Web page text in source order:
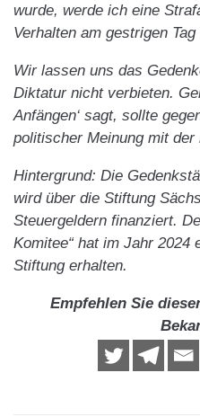
wurde, werde ich eine
Verhalten am gestrigen
Wir lassen uns das
Diktatur nicht verbieten.
Anfängen‘ sagt, sollte
politischer Meinung mit der
Hintergrund: Die
wird über die Stiftung
Steuergeldern finanziert.
Komitee“ hat im Jahr 2024
Stiftung erhalten.
Empfehlen Sie